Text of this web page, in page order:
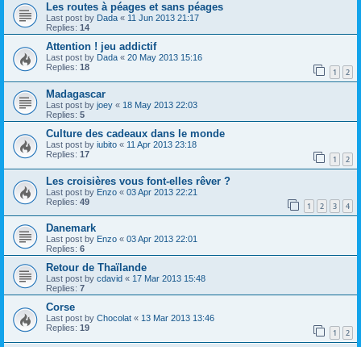
Les routes à péages et sans péages
Last post by Dada « 11 Jun 2013 21:17
Replies: 14
Attention ! jeu addictif
Last post by Dada « 20 May 2013 15:16
Replies: 18 1 2
Madagascar
Last post by joey « 18 May 2013 22:03
Replies: 5
Culture des cadeaux dans le monde
Last post by iubito « 11 Apr 2013 23:18
Replies: 17 1 2
Les croisières vous font-elles rêver ?
Last post by Enzo « 03 Apr 2013 22:21
Replies: 49 1 2 3 4
Danemark
Last post by Enzo « 03 Apr 2013 22:01
Replies: 6
Retour de Thaïlande
Last post by cdavid « 17 Mar 2013 15:48
Replies: 7
Corse
Last post by Chocolat « 13 Mar 2013 13:46
Replies: 19 1 2